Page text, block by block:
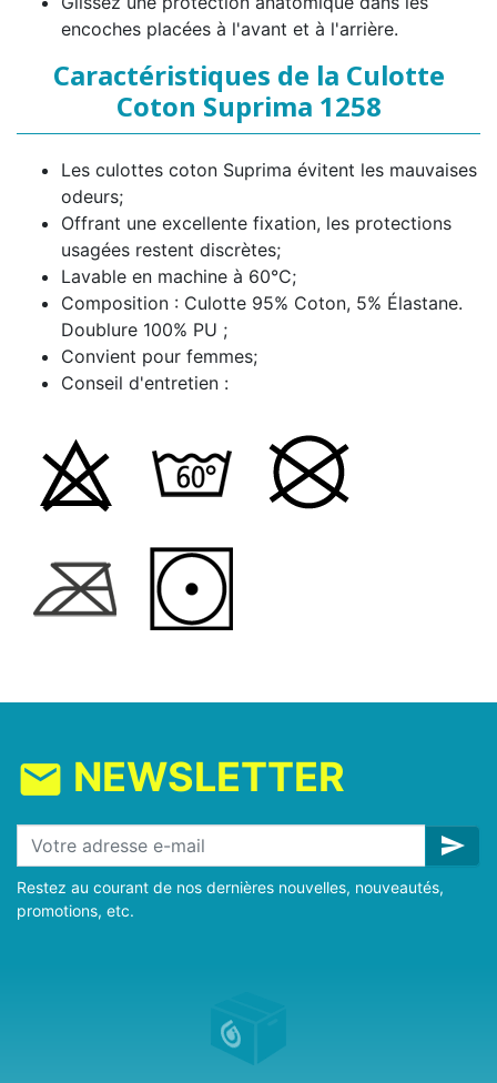
encoches placées à l'avant et à l'arrière.
Caractéristiques de la Culotte
Coton Suprima 1258
Les culottes coton Suprima évitent les mauvaises
odeurs;
Offrant une excellente fixation, les protections
usagées restent discrètes;
Lavable en machine à 60°C;
Composition : Culotte 95% Coton, 5% Élastane.
Doublure 100% PU ;
Convient pour femmes;
Conseil d'entretien :
mail NEWSLETTER
send
Restez au courant de nos dernières nouvelles, nouveautés,
promotions, etc.